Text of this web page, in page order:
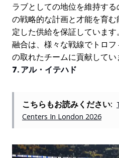
ラブとしての地位を維持す
の戦略的な計画と才能を育
定した供給を保証していま
融合は、様々な戦線でトロ
の取れたチームに貢献してい
7. アル・イテハド
こちらもお読みください:
Centers In London 2026